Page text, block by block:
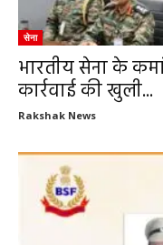
सेना
भारतीय सेना के
कार्रवाई की खुली...
Rakshak News